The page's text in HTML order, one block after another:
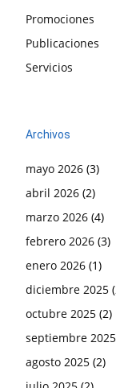
Promociones
Publicaciones
Servicios
Archivos
mayo 2026 (3)
abril 2026 (2)
marzo 2026 (4)
febrero 2026 (3)
enero 2026 (1)
diciembre 2025
octubre 2025 (2)
septiembre 2025
agosto 2025 (2)